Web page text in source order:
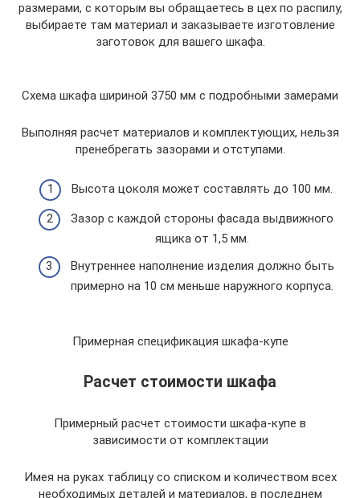
размерами, с которым вы обращаетесь в цех по распилу,
выбираете там материал и заказываете изготовление
заготовок для вашего шкафа.
Схема шкафа шириной 3750 мм с подробными замерами
Выполняя расчет материалов и комплектующих, нельзя
пренебрегать зазорами и отступами.
Высота цоколя может составлять до 100 мм.
Зазор с каждой стороны фасада выдвижного
ящика от 1,5 мм.
Внутреннее наполнение изделия должно быть
примерно на 10 см меньше наружного корпуса.
Примерная спецификация шкафа-купе
Расчет стоимости шкафа
Примерный расчет стоимости шкафа-купе в
зависимости от комплектации
Имея на руках таблицу со списком и количеством всех
необходимых деталей и материалов, в последнем